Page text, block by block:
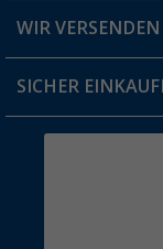
Jobs & Karriere
Rücksendung
WIR
SICHER